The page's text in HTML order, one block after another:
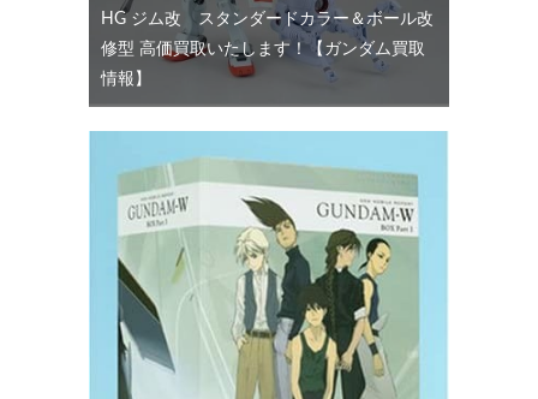
HG ジム改 スタンダードカラー＆ボール改
修型 高価買取いたします！【ガンダム買取
情報】